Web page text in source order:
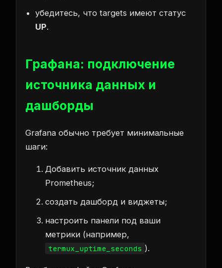
убедитесь, что targets имеют статус
UP.
Графана: подключение
источника данных и
дашборды
Grafana обычно требует минимальные
шаги:
Добавить источник данных
Prometheus;
создать дашборд и виджеты;
настроить панели под ваши
метрики (например,
termux_uptime_seconds ).